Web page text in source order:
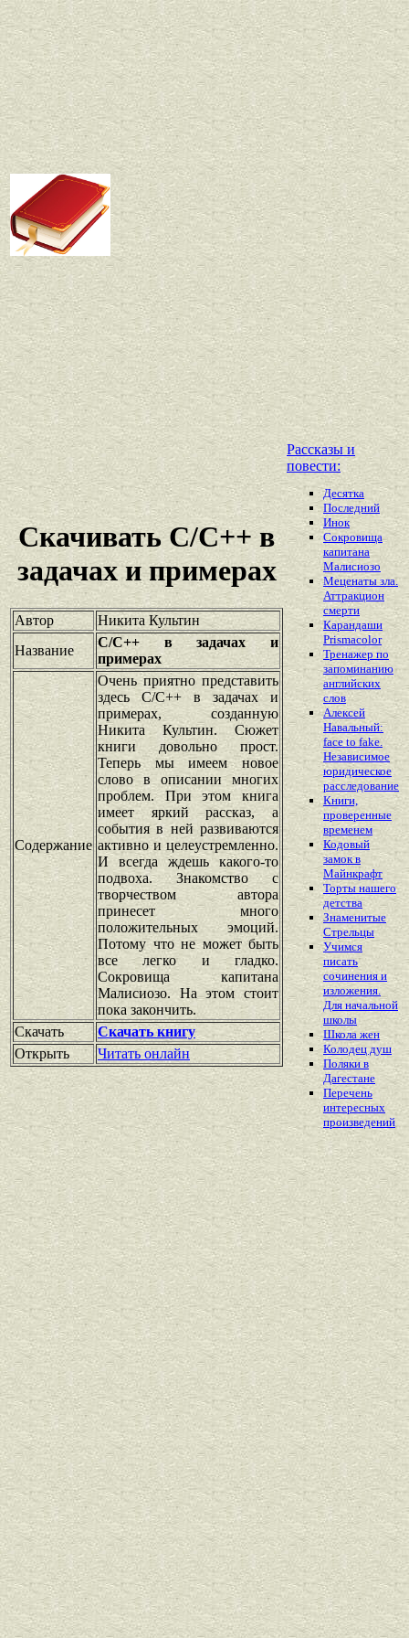
Скачивать C/C++ в
задачах и примерах
Автор
Никита Культин
Название
C/C++ в задачах и
примерах
Содержание
Очень приятно представить
здесь C/C++ в задачах и
примерах, созданную
Никита Культин. Сюжет
книги довольно прост.
Теперь мы имеем новое
слово в описании многих
проблем. При этом книга
имеет яркий рассказ, а
события в ней развиваются
активно и целеустремленно.
И всегда ждешь какого-то
подвоха. Знакомство с
творчеством автора
принесет много
положительных эмоций.
Потому что не может быть
все легко и гладко.
Сокровища капитана
Малисиозо. На этом стоит
пока закончить.
Скачать
Скачать книгу
Открыть
Читать онлайн
Рассказы и
повести:
Десятка
Последний
Инок
Сокровища
капитана
Малисиозо
Меценаты зла.
Аттракцион
смерти
Карандаши
Prismacolor
Тренажер по
запоминанию
английских
слов
Алексей
Навальный:
face to fake.
Независимое
юридическое
расследование
Книги,
проверенные
временем
Кодовый
замок в
Майнкрафт
Торты нашего
детства
Знаменитые
Стрельцы
Учимся
писать
сочинения и
изложения.
Для начальной
школы
Школа жен
Колодец душ
Поляки в
Дагестане
Перечень
интересных
произведений